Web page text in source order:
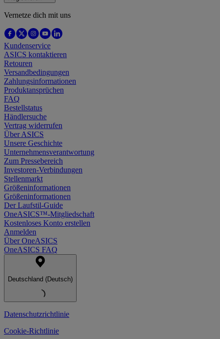
Vernetze dich mit uns
Kundenservice
ASICS kontaktieren
Retouren
Versandbedingungen
Zahlungsinformationen
Produktansprüchen
FAQ
Bestellstatus
Händlersuche
Vertrag widerrufen
Über ASICS
Unsere Geschichte
Unternehmensverantwortung
Zum Pressebereich
Investoren-Verbindungen
Stellenmarkt
Größeninformationen
Größeninformationen
Der Laufstil-Guide
OneASICS™-Mitgliedschaft
Kostenloses Konto erstellen
Anmelden
Über OneASICS
OneASICS FAQ
Deutschland (Deutsch)
Datenschutzrichtlinie
Cookie-Richtlinie